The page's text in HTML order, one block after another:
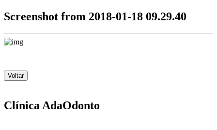
Screenshot from 2018-01-18 09.29.40
Voltar
Clínica AdaOdonto